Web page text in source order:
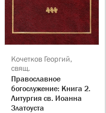
Кочетков Георгий,
свящ.
Православное
богослужение: Книга 2.
Литургия св. Иоанна
Златоуста